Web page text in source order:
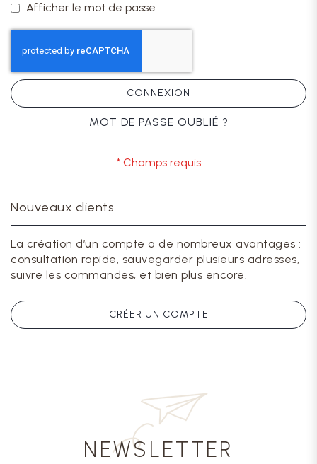
Afficher le mot de passe
CONNEXION
MOT DE PASSE OUBLIÉ ?
Nouveaux clients
La création d’un compte a de nombreux avantages :
consultation rapide, sauvegarder plusieurs adresses,
suivre les commandes, et bien plus encore.
CRÉER UN COMPTE
NEWSLETTER